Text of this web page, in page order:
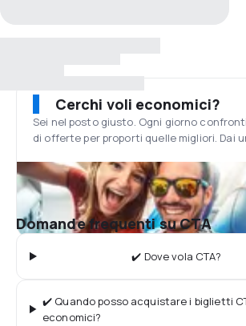
Cerchi voli economici?
Sei nel posto giusto. Ogni giorno
di offerte per proporti quelle migliori. Dai
Domande frequenti su CTA
✔️ Dove vola CTA?
✔️ Quando posso acquistare i biglietti
economici?